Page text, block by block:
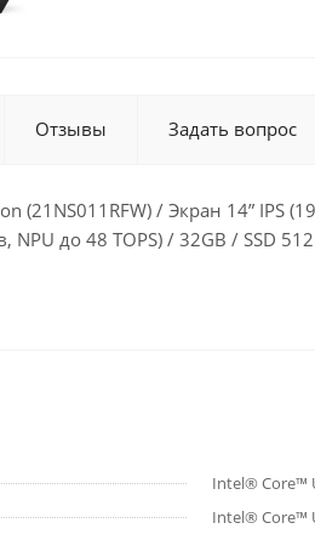
Отзывы Задать вопрос
(21NS011RFW) / Экран 14” IPS
NPU до 48 TOPS) / 32GB / SSD
Intel® Core™
Intel® Core™